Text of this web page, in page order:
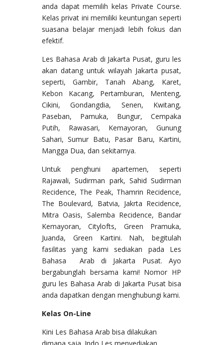
anda dapat memilih kelas Private Course.
Kelas privat ini memiliki keuntungan seperti
suasana belajar menjadi lebih fokus dan
efektif.
Les Bahasa Arab di Jakarta Pusat, guru les
akan datang untuk wilayah Jakarta pusat,
seperti, Gambir, Tanah Abang, Karet,
Kebon Kacang, Pertamburan, Menteng,
Cikini, Gondangdia, Senen, Kwitang,
Paseban, Pamuka, Bungur, Cempaka
Putih, Rawasari, Kemayoran, Gunung
Sahari, Sumur Batu, Pasar Baru, Kartini,
Mangga Dua, dan sekitarnya.
Untuk penghuni apartemen, seperti
Rajawali, Sudirman park, Sahid Sudirman
Recidence, The Peak, Thamrin Recidence,
The Boulevard, Batvia, Jakrta Recidence,
Mitra Oasis, Salemba Recidence, Bandar
Kemayoran, Citylofts, Green Pramuka,
Juanda, Green Kartini. Nah, begitulah
fasilitas yang kami sediakan pada Les
Bahasa Arab di Jakarta Pusat. Ayo
bergabunglah bersama kami! Nomor HP
guru les Bahasa Arab di Jakarta Pusat bisa
anda dapatkan dengan menghubungi kami.
Kelas On-Line
Kini Les Bahasa Arab bisa dilakukan